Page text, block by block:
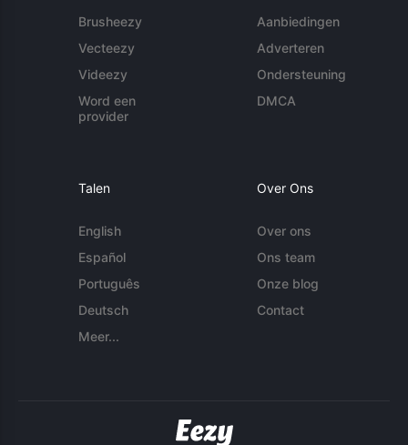
Brusheezy
Vecteezy
Videezy
Word een
provider
Aanbiedingen
Adverteren
Ondersteuning
DMCA
Talen
English
Español
Português
Deutsch
Meer...
Over Ons
Over ons
Ons team
Onze blog
Contact